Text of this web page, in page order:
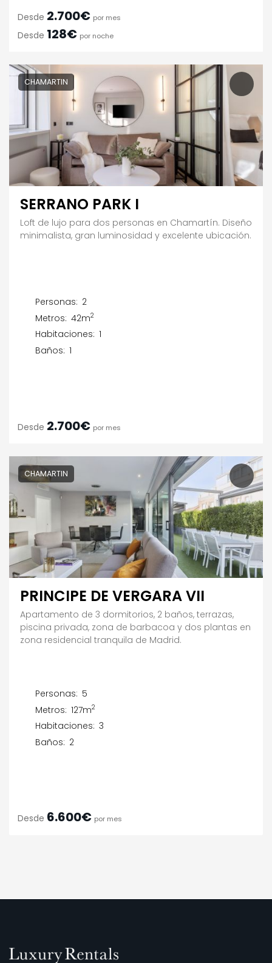
Desde 2.700€ por mes
Desde 128€ por noche
CHAMARTIN
SERRANO PARK I
Loft de lujo para dos personas en Chamartín. Diseño
minimalista, gran luminosidad y excelente ubicación.
Personas: 2
Metros: 42m2
Habitaciones: 1
Baños: 1
Desde 2.700€ por mes
CHAMARTIN
PRINCIPE DE VERGARA VII
Apartamento de 3 dormitorios, 2 baños, terrazas,
piscina privada, zona de barbacoa y dos plantas en
zona residencial tranquila de Madrid.
Personas: 5
Metros: 127m2
Habitaciones: 3
Baños: 2
Desde 6.600€ por mes